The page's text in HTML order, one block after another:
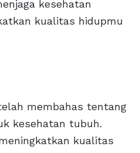
kesehatan
kualitas hidupmu
membahas tentang
kesehatan tubuh.
kualitas